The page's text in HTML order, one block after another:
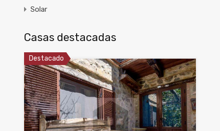
Solar
Casas destacadas
Destacado